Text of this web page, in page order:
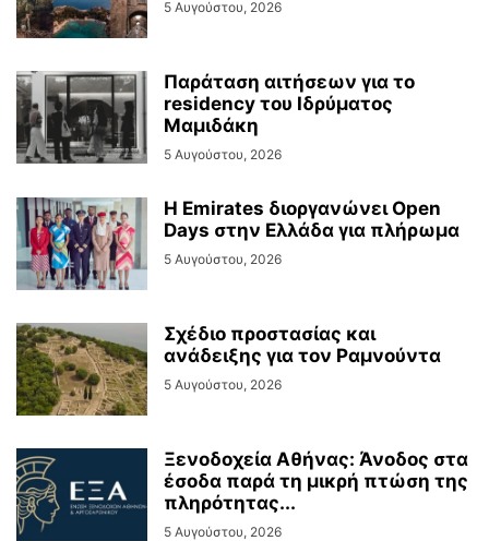
5 Αυγούστου, 2026
Παράταση αιτήσεων για το
residency του Ιδρύματος
Μαμιδάκη
5 Αυγούστου, 2026
Η Emirates διοργανώνει Open
Days στην Ελλάδα για πλήρωμα
5 Αυγούστου, 2026
Σχέδιο προστασίας και
ανάδειξης για τον Ραμνούντα
5 Αυγούστου, 2026
Ξενοδοχεία Αθήνας: Άνοδος στα
έσοδα παρά τη μικρή πτώση της
πληρότητας...
5 Αυγούστου, 2026